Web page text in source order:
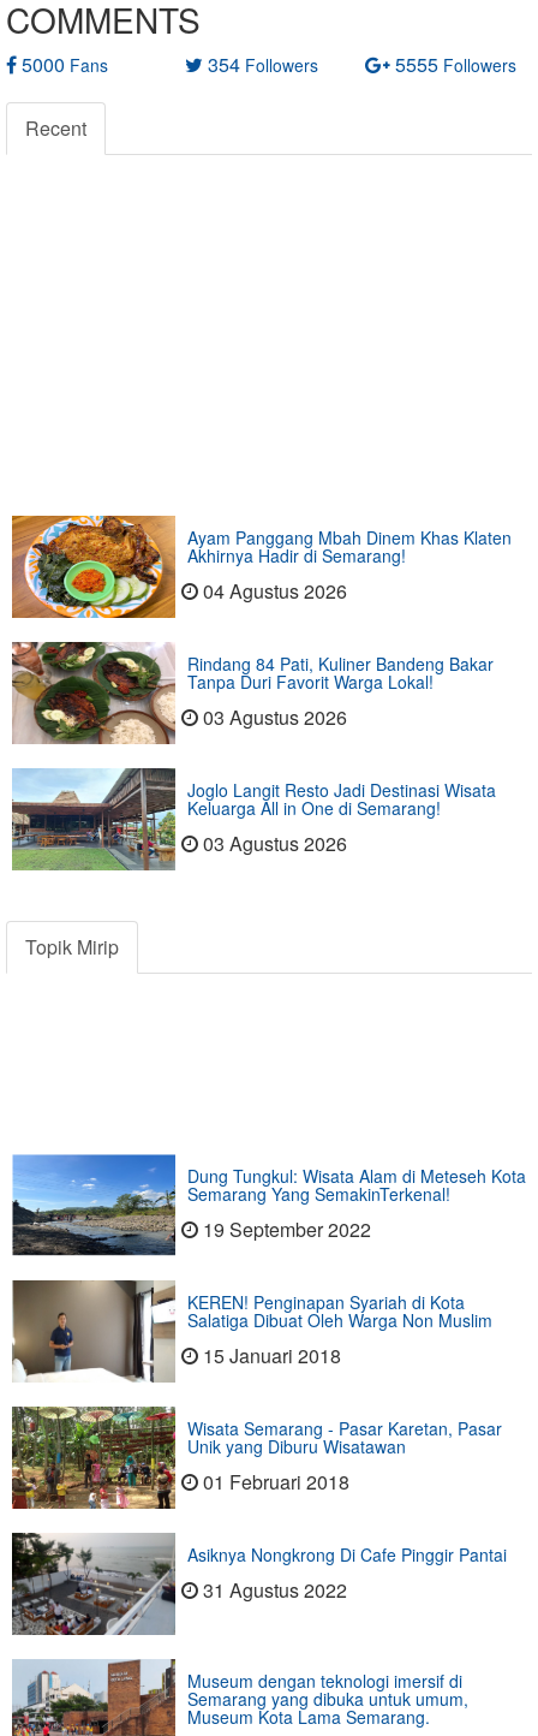
COMMENTS
5000 Fans 354 Followers 5555 Followers
Recent
Ayam Panggang Mbah Dinem Khas Klaten
Akhirnya Hadir di Semarang!
04 Agustus 2026
Rindang 84 Pati, Kuliner Bandeng Bakar
Tanpa Duri Favorit Warga Lokal!
03 Agustus 2026
Joglo Langit Resto Jadi Destinasi Wisata
Keluarga All in One di Semarang!
03 Agustus 2026
Topik Mirip
Dung Tungkul: Wisata Alam di Meteseh Kota
Semarang Yang SemakinTerkenal!
19 September 2022
KEREN! Penginapan Syariah di Kota
Salatiga Dibuat Oleh Warga Non Muslim
15 Januari 2018
Wisata Semarang - Pasar Karetan, Pasar
Unik yang Diburu Wisatawan
01 Februari 2018
Asiknya Nongkrong Di Cafe Pinggir Pantai
31 Agustus 2022
Museum dengan teknologi imersif di
Semarang yang dibuka untuk umum,
Museum Kota Lama Semarang.